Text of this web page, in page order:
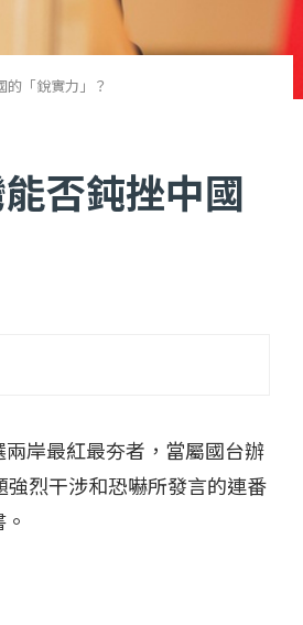
的「銳實力」？
否鈍挫中國
岸最紅最夯者，當屬國台辦
烈干涉和恐嚇所發言的連番